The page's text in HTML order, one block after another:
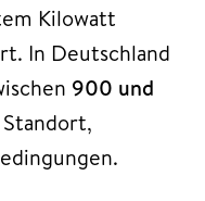
Kilowatt
In Deutschland
900 und